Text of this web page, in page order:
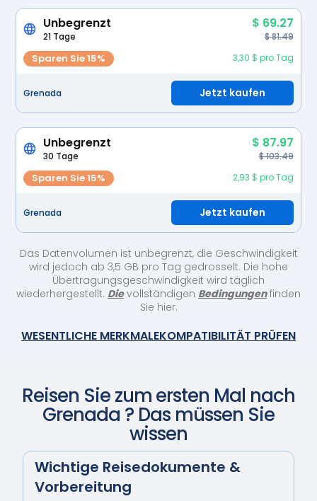
Unbegrenzt $ 69.27
21 Tage $ 81.49
Sparen Sie 15% 3,30 $ pro Tag
Grenada Jetzt kaufen
Unbegrenzt $ 87.97
30 Tage $ 103.49
Sparen Sie 15% 2,93 $ pro Tag
Grenada Jetzt kaufen
Das Datenvolumen ist unbegrenzt, die Geschwindigkeit
wird jedoch ab 3,5 GB pro Tag gedrosselt. Die hohe
Übertragungsgeschwindigkeit wird täglich
wiederhergestellt. Dievollständigen Bedingungenfinden
Sie hier.
WESENTLICHE MERKMALEKOMPATIBILITÄT PRÜFEN
Reisen Sie zum ersten Mal nach
Grenada ? Das müssen Sie
wissen
Wichtige Reisedokumente &
Vorbereitung